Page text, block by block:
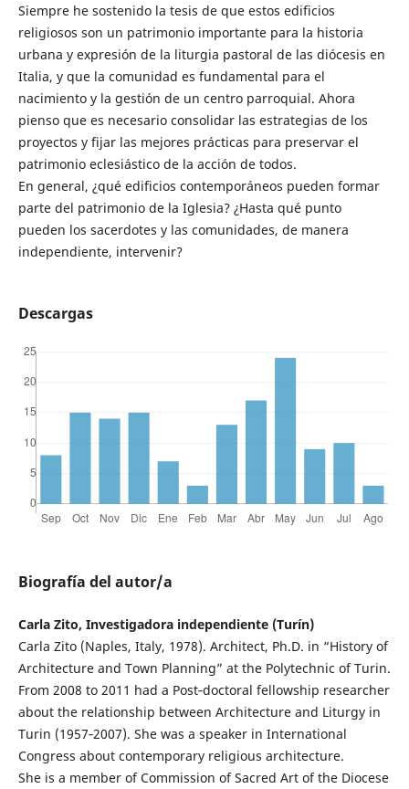
Siempre he sostenido la tesis de que estos edificios
religiosos son un patrimonio importante para la historia
urbana y expresión de la liturgia pastoral de las diócesis en
Italia, y que la comunidad es fundamental para el
nacimiento y la gestión de un centro parroquial. Ahora
pienso que es necesario consolidar las estrategias de los
proyectos y fijar las mejores prácticas para preservar el
patrimonio eclesiástico de la acción de todos.
En general, ¿qué edificios contemporáneos pueden formar
parte del patrimonio de la Iglesia? ¿Hasta qué punto
pueden los sacerdotes y las comunidades, de manera
independiente, intervenir?
Descargas
Biografía del autor/a
Carla Zito, Investigadora independiente (Turín)
Carla Zito (Naples, Italy, 1978). Architect, Ph.D. in “History of
Architecture and Town Planning” at the Polytechnic of Turin.
From 2008 to 2011 had a Post‐doctoral fellowship researcher
about the relationship between Architecture and Liturgy in
Turin (1957‐2007). She was a speaker in International
Congress about contemporary religious architecture.
She is a member of Commission of Sacred Art of the Diocese